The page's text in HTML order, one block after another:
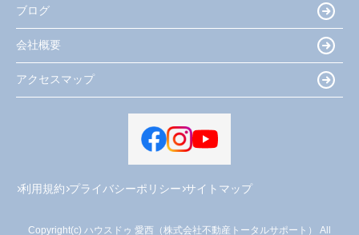
ブログ
会社概要
アクセスマップ
利用規約 プライバシーポリシー サイトマップ
Copyright(c) ハウスドゥ 愛西（株式会社不動産トータルサポート） All